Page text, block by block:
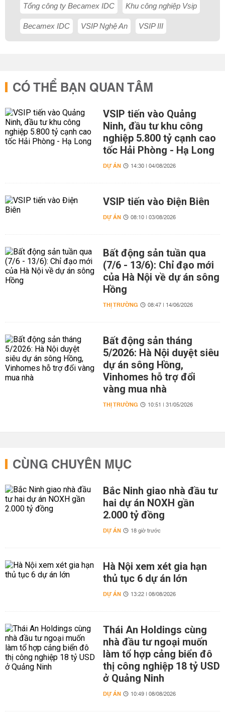
Tổng công ty Becamex IDC Khu công nghiệp Vsip
Becamex IDC VSIP Nghệ An VSIP III
CÓ THỂ BẠN QUAN TÂM
VSIP tiến vào Quảng
Ninh, đầu tư khu công
nghiệp 5.800 tỷ cạnh cao
tốc Hải Phòng - Hạ Long
DỰ ÁN 14:30 | 04/08/2026
VSIP tiến vào Điện Biên
DỰ ÁN 08:10 | 03/08/2026
Bất động sản tuần qua
(7/6 - 13/6): Chỉ đạo mới
của Hà Nội về dự án sông
Hồng
THỊ TRƯỜNG 08:47 | 14/06/2026
Bất động sản tháng
5/2026: Hà Nội duyệt siêu
dự án sông Hồng,
Vinhomes hỗ trợ đổi
vàng mua nhà
THỊ TRƯỜNG 10:51 | 31/05/2026
CÙNG CHUYÊN MỤC
Bắc Ninh giao nhà đầu tư
hai dự án NOXH gần
2.000 tỷ đồng
DỰ ÁN 18 giờ trước
Hà Nội xem xét gia hạn
thủ tục 6 dự án lớn
DỰ ÁN 13:22 | 08/08/2026
Thái An Holdings cùng
nhà đầu tư ngoại muốn
làm tổ hợp cảng biển đô
thị công nghiệp 18 tỷ USD
ở Quảng Ninh
DỰ ÁN 10:49 | 08/08/2026